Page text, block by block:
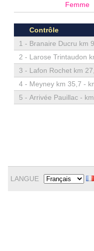
Femme
Contrôle
1 - Branaire Ducru km
2 - Larose Trintaudon
3 - Lafon Rochet km
4 - Meyney km 35,7 -
5 - Arrivée Pauillac -
LANGUE